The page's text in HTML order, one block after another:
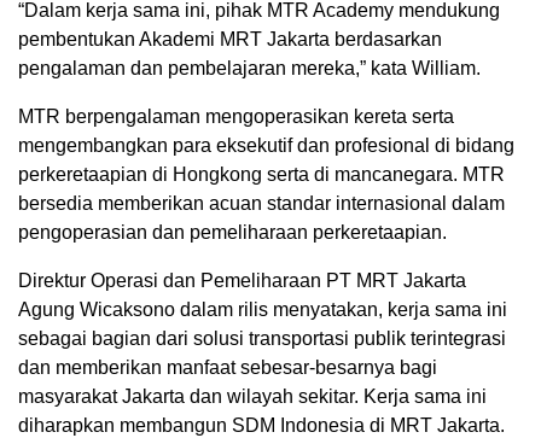
“Dalam kerja sama ini, pihak MTR Academy mendukung
pembentukan Akademi MRT Jakarta berdasarkan
pengalaman dan pembelajaran mereka,” kata William.
MTR berpengalaman mengoperasikan kereta serta
mengembangkan para eksekutif dan profesional di bidang
perkeretaapian di Hongkong serta di mancanegara. MTR
bersedia memberikan acuan standar internasional dalam
pengoperasian dan pemeliharaan perkeretaapian.
Direktur Operasi dan Pemeliharaan PT MRT Jakarta
Agung Wicaksono dalam rilis menyatakan, kerja sama ini
sebagai bagian dari solusi transportasi publik terintegrasi
dan memberikan manfaat sebesar-besarnya bagi
masyarakat Jakarta dan wilayah sekitar. Kerja sama ini
diharapkan membangun SDM Indonesia di MRT Jakarta.